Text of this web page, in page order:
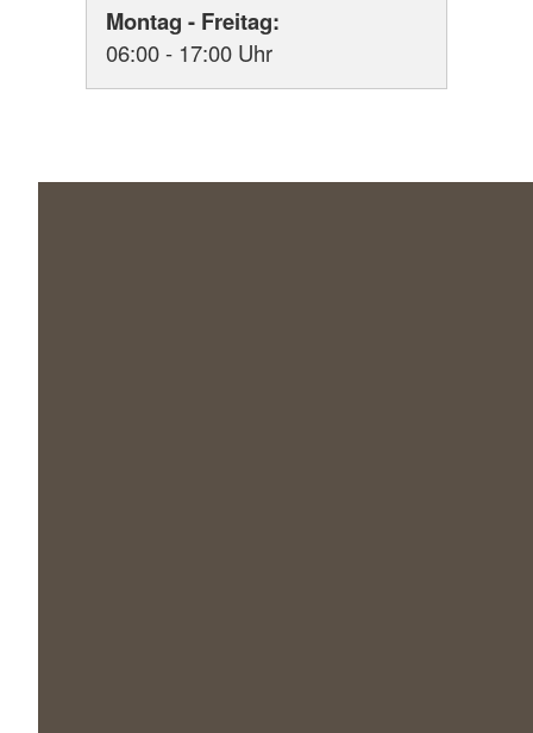
Montag - Freitag:
06:00 - 17:00 Uhr